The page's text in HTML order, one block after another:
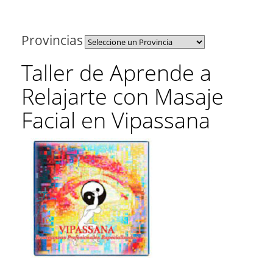
Provincias
Taller de Aprende a
Relajarte con Masaje
Facial en Vipassana